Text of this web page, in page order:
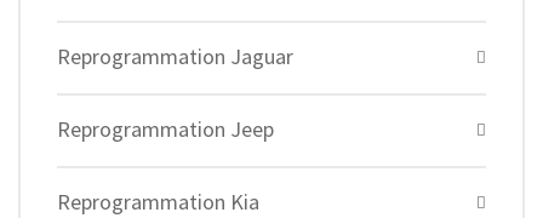
Reprogrammation Jaguar
Reprogrammation Jeep
Reprogrammation Kia